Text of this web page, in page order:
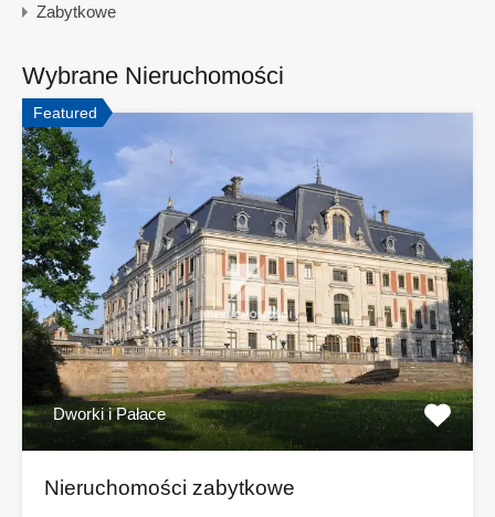
Zabytkowe
Wybrane Nieruchomości
Featured
Dworki i Pałace
Nieruchomości zabytkowe